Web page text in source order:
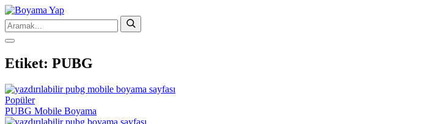
Etiket: PUBG
Popüler
PUBG Mobile Boyama